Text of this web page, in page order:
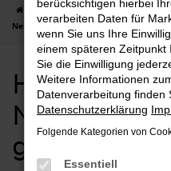
Startseite Dorfen Hyundai
Neuwagen in Dorfen günstig kaufen
Hyundai
Neuwagen
günstig
berücksichtigen hierbei
verarbeiten Daten für
wenn Sie uns Ihre
einem späteren Zeitpunkt
Sie die Einwilligung
Weitere Informationen
Datenverarbeitung finden
Datenschutzerklärung
Folgende Kategorien von
Essentiell